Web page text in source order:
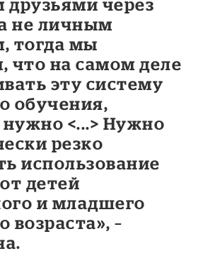
не личным
тогда мы
что на самом деле
эту систему
обучения,
нужно <...> Нужно
резко
использование
детей
и младшего
возраста», –